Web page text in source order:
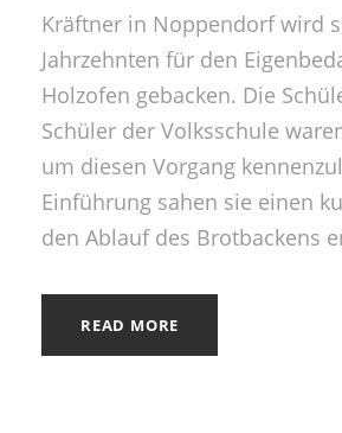
Kräftner in Noppendorf wird
Jahrzehnten für den
Holzofen gebacken. Die
Schüler der Volksschule
um diesen Vorgang
Einführung sahen sie einen
den Ablauf des Brotbackens
READ MORE